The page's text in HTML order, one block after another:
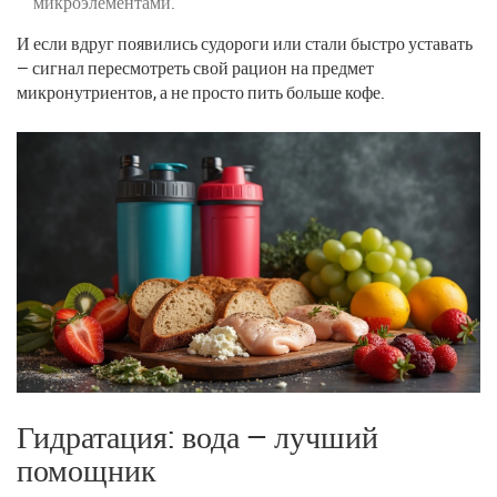
И если вдруг появились судороги или стали быстро уставать
— сигнал пересмотреть свой рацион на предмет
микронутриентов, а не просто пить больше кофе.
Гидратация: вода — лучший
помощник